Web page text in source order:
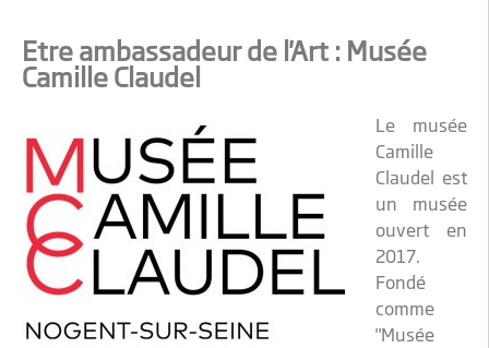
Etre ambassadeur de l'Art : Musée
Camille Claudel
Le musée
Camille
Claudel est
un musée
ouvert en
2017.
Fondé
comme
"Musée